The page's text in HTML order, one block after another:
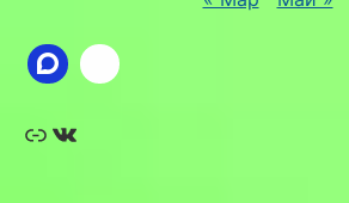
Ссылка